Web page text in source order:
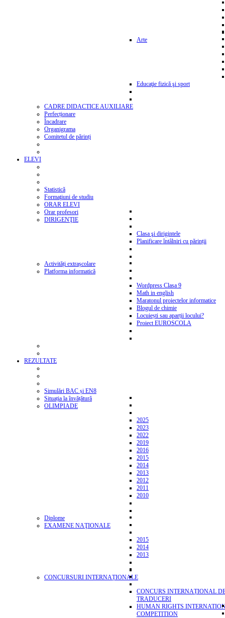
Arte
Educaţie fizică şi sport
CADRE DIDACTICE AUXILIARE
Perfecționare
Încadrare
Organigrama
Comitetul de părinți
ELEVI
Statistică
Formaţiuni de studiu
ORAR ELEVI
Orar profesori
DIRIGENŢIE
Clasa şi dirigintele
Planificare întâlniri cu părinții
Activități extrașcolare
Platforma informatică
Wordpress Clasa 9
Math in english
Maratonul proiectelor informatice
Blogul de chimie
Locuiești sau aparții locului?
Proiect EUROSCOLA
REZULTATE
Simulări BAC și EN8
Situația la învățătură
OLIMPIADE
2025
2023
2022
2019
2016
2015
2014
2013
2012
2011
2010
Diplome
EXAMENE NAŢIONALE
2015
2014
2013
CONCURSURI INTERNAȚIONALE
CONCURS INTERNAȚIONAL
TRADUCERI
HUMAN RIGHTS
COMPETITION